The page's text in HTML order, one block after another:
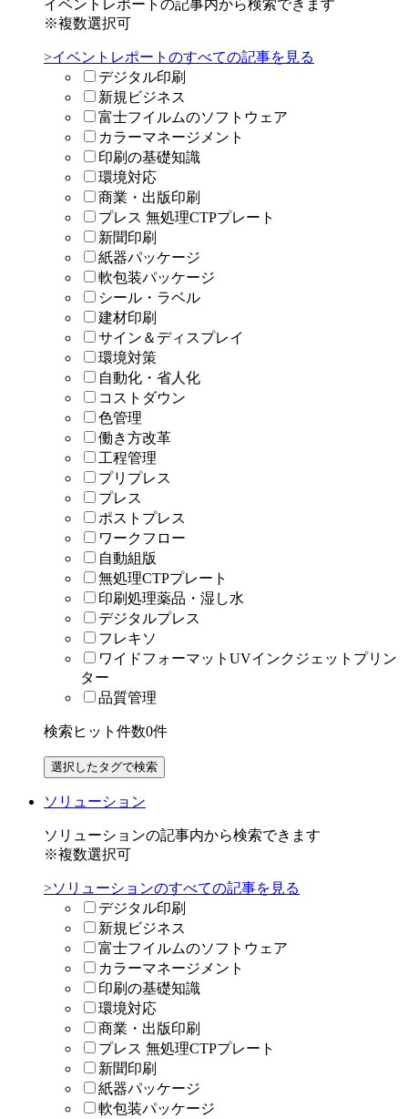
イベントレポートの記事内から検索できます
※複数選択可
>イベントレポートのすべての記事を見る
デジタル印刷
新規ビジネス
富士フイルムのソフトウェア
カラーマネージメント
印刷の基礎知識
環境対応
商業・出版印刷
プレス 無処理CTPプレート
新聞印刷
紙器パッケージ
軟包装パッケージ
シール・ラベル
建材印刷
サイン＆ディスプレイ
環境対策
自動化・省人化
コストダウン
色管理
働き方改革
工程管理
プリプレス
プレス
ポストプレス
ワークフロー
自動組版
無処理CTPプレート
印刷処理薬品・湿し水
デジタルプレス
フレキソ
ワイドフォーマットUVインクジェットプリン
ター
品質管理
検索ヒット件数0件
ソリューション
ソリューションの記事内から検索できます
※複数選択可
>ソリューションのすべての記事を見る
デジタル印刷
新規ビジネス
富士フイルムのソフトウェア
カラーマネージメント
印刷の基礎知識
環境対応
商業・出版印刷
プレス 無処理CTPプレート
新聞印刷
紙器パッケージ
軟包装パッケージ